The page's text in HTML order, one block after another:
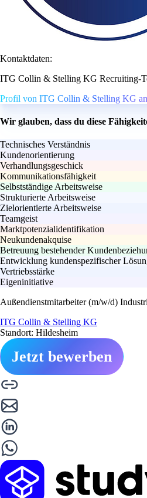
Kontaktdaten:
ITG Collin & Stelling KG Recruiting-
Profil von ITG Collin & Stelling KG
Wir glauben, dass du diese
Technisches Verständnis
Kundenorientierung
Verhandlungsgeschick
Kommunikationsfähigkeit
Selbstständige Arbeitsweise
Strukturierte Arbeitsweise
Zielorientierte Arbeitsweise
Teamgeist
Marktpotenzialidentifikation
Neukundenakquise
Betreuung bestehender
Entwicklung kundenspezifischer
Vertriebsstärke
Eigeninitiative
Außendienstmitarbeiter (m/w/d)
ITG Collin & Stelling KG
Standort: Hildesheim
Jetzt bewerben